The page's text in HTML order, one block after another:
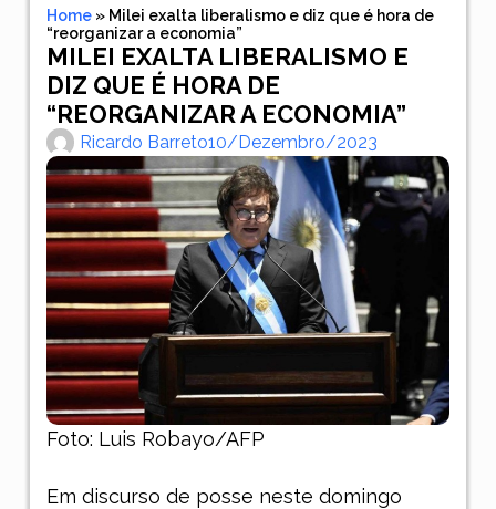
Home» Milei exalta liberalismo e diz que é hora de
“reorganizar a economia”
MILEI EXALTA LIBERALISMO E
DIZ QUE É HORA DE
“REORGANIZAR A ECONOMIA”
Ricardo Barreto10/dezembro/2023
Foto: Luis Robayo/AFP
Em discurso de posse neste domingo